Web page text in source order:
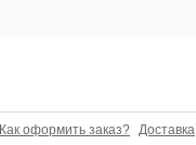
Как оформить заказ? Доставка